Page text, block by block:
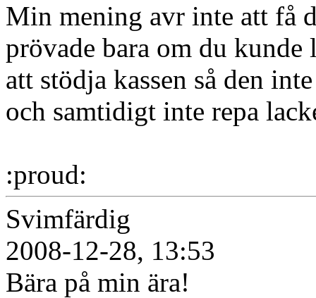
Min mening avr inte att få
prövade bara om du kunde
att stödja kassen så den
och samtidigt inte repa
:proud:
Svimfärdig
2008-12-28, 13:53
Bära på min ära!